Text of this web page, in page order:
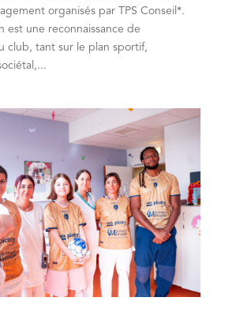
organisés par TPS Conseil*.
est une reconnaissance de
club, tant sur le plan sportif,